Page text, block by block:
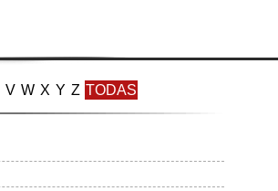
V W X Y Z TODAS